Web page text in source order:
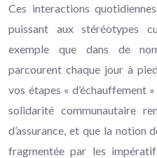
Ces interactions
puissant aux stéréotypes
exemple que dans de
parcourent chaque jour à
vos étapes « d’échauffement
solidarité communautaire
d’assurance, et que la notion
fragmentée par les